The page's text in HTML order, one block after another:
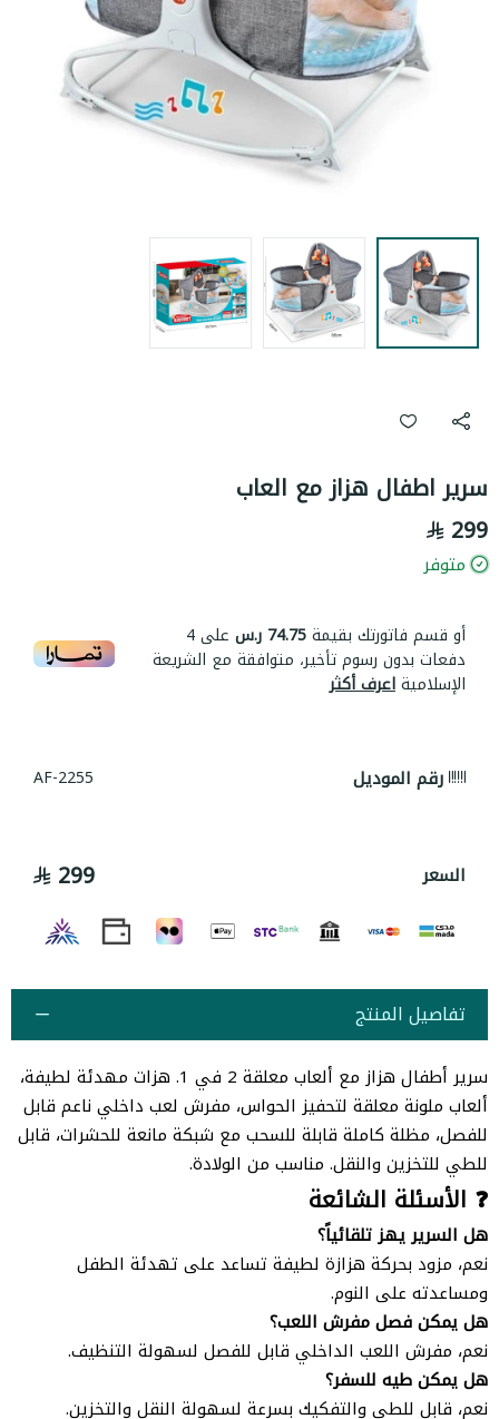
سرير اطفال هزاز مع العاب
299
متوفر
أو قسم فاتورتك بقيمة74.75 ر.س على4
دفعات بدون رسوم تأخير، متوافقة مع الشريعة
الإسلاميةاعرف أكثر
رقم الموديل AF-2255
السعر 299
تفاصيل المنتج
سرير أطفال هزاز مع ألعاب معلقة 2 في 1. هزات مهدئة لطيفة،
ألعاب ملونة معلقة لتحفيز الحواس، مفرش لعب داخلي ناعم قابل
للفصل، مظلة كاملة قابلة للسحب مع شبكة مانعة للحشرات، قابل
للطي للتخزين والنقل. مناسب من الولادة.
❓ الأسئلة الشائعة
هل السرير يهز تلقائياً؟
نعم، مزود بحركة هزازة لطيفة تساعد على تهدئة الطفل
ومساعدته على النوم.
هل يمكن فصل مفرش اللعب؟
نعم، مفرش اللعب الداخلي قابل للفصل لسهولة التنظيف.
هل يمكن طيه للسفر؟
نعم، قابل للطي والتفكيك بسرعة لسهولة النقل والتخزين.